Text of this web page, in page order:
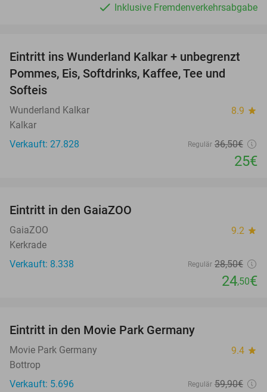
Inklusive Fremdenverkehrsabgabe
32%
Eintritt ins Wunderland Kalkar + unbegrenzt
Pommes, Eis, Softdrinks, Kaffee, Tee und
Softeis
Wunderland Kalkar 8.9 star
Kalkar
Verkauft: 27.828
Regulär 36,50€
25€
Eintritt in den GaiaZOO
GaiaZOO 9.2 star
Kerkrade
Verkauft: 8.338
Regulär 28,50€
24,50€
Eintritt in den Movie Park Germany
Movie Park Germany 9.4 star
Bottrop
Verkauft: 5.696
Regulär 59,90€